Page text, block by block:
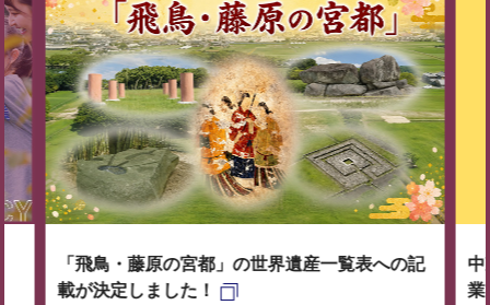
「飛鳥・藤原の宮都」の世界遺産一覧表への記
載が決定しました！
中
業